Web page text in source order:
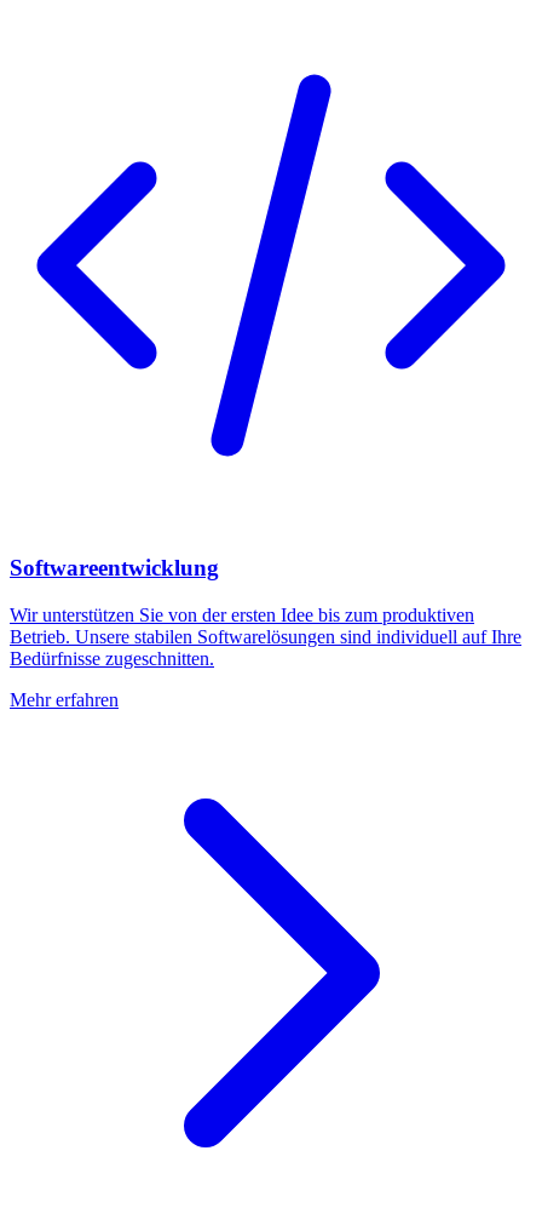
Softwareentwicklung
Wir unterstützen Sie von der ersten Idee bis zum produktiven
Betrieb. Unsere stabilen Softwarelösungen sind individuell auf Ihre
Bedürfnisse zugeschnitten.
Mehr erfahren